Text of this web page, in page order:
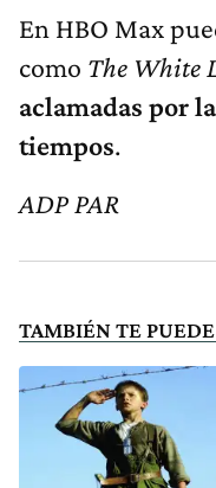
En HBO Max
como The White
aclamadas por
tiempos.
ADP PAR
TAMBIÉN TE